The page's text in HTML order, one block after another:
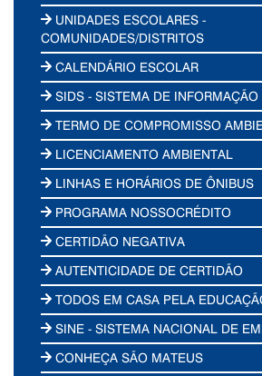
UNIDADES ESCOLARES -
COMUNIDADES/DISTRITOS
CALENDÁRIO ESCOLAR
SIDS - SISTEMA DE
TERMO DE COMPROMISSO
LICENCIAMENTO AMBIENTAL
LINHAS E HORÁRIOS DE ÔNIBUS
PROGRAMA NOSSOCRÉDITO
CERTIDÃO NEGATIVA
AUTENTICIDADE DE CERTIDÃO
TODOS EM CASA PELA
SINE - SISTEMA NACIONAL DE
CONHEÇA SÃO MATEUS